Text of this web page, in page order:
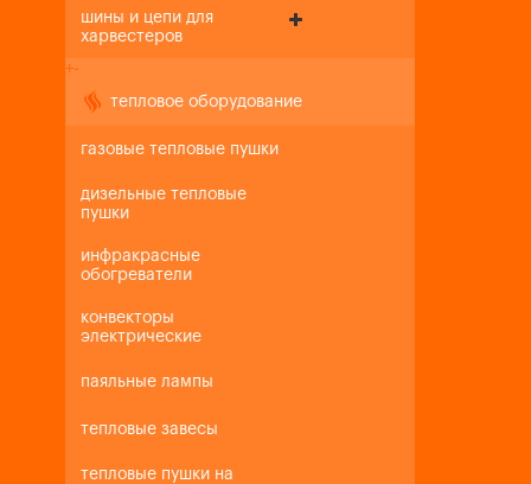
шины и цепи для
харвестеров
+-
тепловое оборудование
газовые тепловые пушки
дизельные тепловые
пушки
инфракрасные
обогреватели
конвекторы
электрические
паяльные лампы
тепловые завесы
тепловые пушки на